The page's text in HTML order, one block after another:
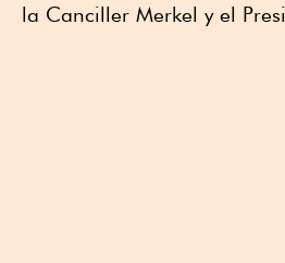
la Canciller Merkel y el